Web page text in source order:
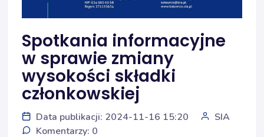
Spotkania informacyjne
w sprawie zmiany
wysokości składki
członkowskiej
Data publikacji: 2024-11-16 15:20
SIA
Komentarzy: 0